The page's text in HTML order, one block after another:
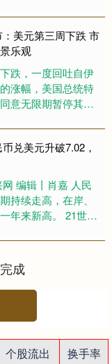
涨态势。....
美元第三周下跌 市
乐观
跌，一度回吐自伊
涨幅，美国总统特
意无限期暂停其核
和平协议有望达成
兑美元升破7.02，
编辑丨肖嘉 人民
持续走高，在岸、
年来新高。 21世纪
率升....
成
个股流出
换手率